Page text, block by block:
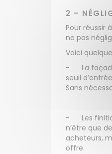
2 –
Pour réussir
ne pas
Voici
-
La
seuil
Sans
-
Les
n’être que
acheteurs,
offre.